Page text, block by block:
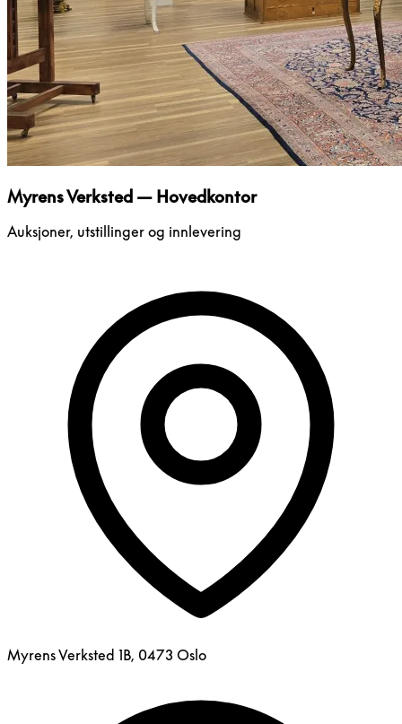
Myrens Verksted — Hovedkontor
Auksjoner, utstillinger og innlevering
Myrens Verksted 1B, 0473 Oslo